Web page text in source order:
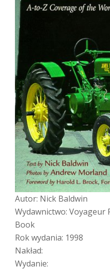
Autor: Nick Baldwin
Wydawnictwo: Voyageur
Book
Rok wydania: 1998
Nakład:
Wydanie: